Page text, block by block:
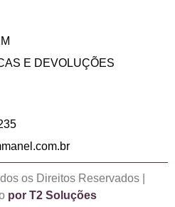
E DEVOLUÇÕES
os Direitos Reservados |
por T2 Soluções